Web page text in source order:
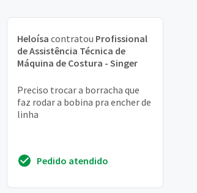
Heloísa contratou Profissional
de Assistência Técnica de
Máquina de Costura - Singer
Preciso trocar a borracha que
faz rodar a bobina pra encher de
linha
Pedido atendido